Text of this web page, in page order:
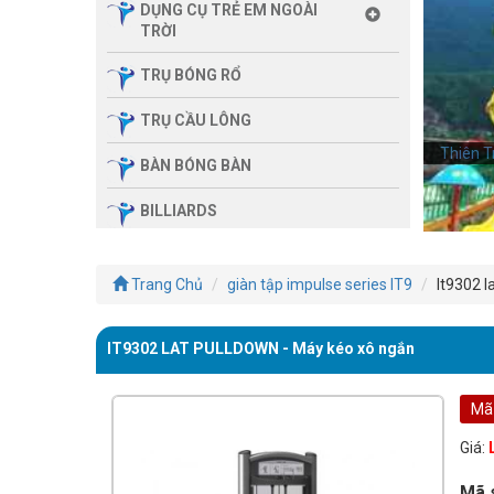
DỤNG CỤ TRẺ EM NGOÀI
TRỜI
TRỤ BÓNG RỔ
TRỤ CẦU LÔNG
BÀN BÓNG BÀN
BILLIARDS
ĐÌNH
THIẾT BỊ PHÒNG GYM
Thiên
Thiên
Trang Chủ giàn tập impulse series IT9 It9302
IT9302 LAT PULLDOWN - Máy kéo xô ngắn
Giá: